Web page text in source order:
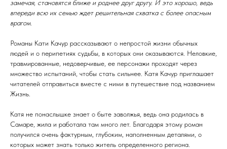
замечая, становятся ближе и роднее друг другу. И это хорошо, ведь
впереди всю их семью ждет решительная схватка с более опасным
врагом.
Романы Кати Качур рассказывают о непростой жизни обычных
людей и о перипетиях судьбы, в которых они оказываются. Неловкие,
травмированные, недоверчивые, ее персонажи проходят через
множество испытаний, чтобы стать сильнее. Катя Качур приглашает
читателей отправиться вместе с ними в путешествие под названием
Жизнь.
Катя не понаслышке знает о быте заволжья, ведь она родилась в
Самаре, жила и работала там много лет. Благодаря этому роман
получился очень фактурным, глубоким, наполненным деталями, о
которых может знать только житель определенного региона.